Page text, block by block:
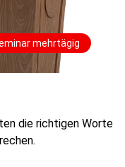
mehrtägig
die richtigen Worte